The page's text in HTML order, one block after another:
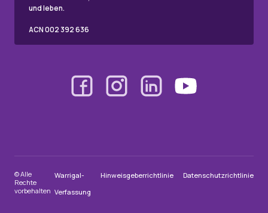
und leben.
ACN 002 392 636
© Alle
Rechte
vorbehalten
Warrigal-
Verfassung
Hinweisgeberrichtlinie Datenschutzrichtlinie